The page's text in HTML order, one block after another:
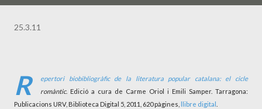
25.3.11
R
epertori biobibliogràfic de la literatura popular catalana: el cicle
romàntic. Edició a cura de Carme Oriol i Emili Samper. Tarragona:
Publicacions URV, Biblioteca Digital 5, 2011, 620 pàgines,
llibre digital